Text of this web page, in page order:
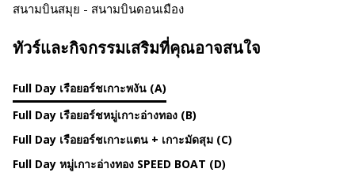
สนามบินสมุย - สนามบินดอนเมือง
ทัวร์และกิจกรรมเสริมที่คุณอาจสนใจ
Full Day เรือยอร์ชเกาะพงัน (A)
Full Day เรือยอร์ชหมู่เกาะอ่างทอง (B)
Full Day เรือยอร์ชเกาะแตน + เกาะมัดสุม (C)
Full Day หมู่เกาะอ่างทอง SPEED BOAT (D)